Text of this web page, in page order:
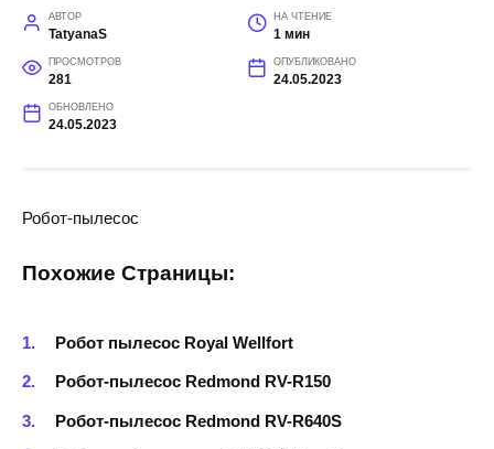
АВТОР
TatyanaS
НА ЧТЕНИЕ
1 мин
ПРОСМОТРОВ
281
ОПУБЛИКОВАНО
24.05.2023
ОБНОВЛЕНО
24.05.2023
Робот-пылесос
Похожие Страницы:
Робот пылесос Royal Wellfort
Робот-пылесос Redmond RV-R150
Робот-пылесос Redmond RV-R640S